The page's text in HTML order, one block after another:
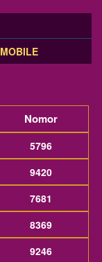
MOBILE
Nomor
5796
9420
7681
8369
9246